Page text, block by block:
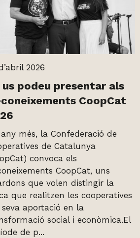
2026
us podeu presentar als
CoopCat
més, la Confederació de
de Catalunya
convoca els
CoopCat, uns
que volen distingir la
que realitzen les cooperatives
aportació en la
social i econòmica.El
de p...